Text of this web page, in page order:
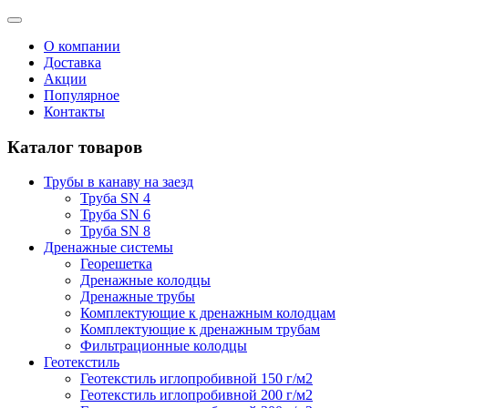
О компании
Доставка
Акции
Популярное
Контакты
Каталог товаров
Трубы в канаву на заезд
Труба SN 4
Труба SN 6
Труба SN 8
Дренажные системы
Георешетка
Дренажные колодцы
Дренажные трубы
Комплектующие к дренажным колодцам
Комплектующие к дренажным трубам
Фильтрационные колодцы
Геотекстиль
Геотекстиль иглопробивной 150 г/м2
Геотекстиль иглопробивной 200 г/м2